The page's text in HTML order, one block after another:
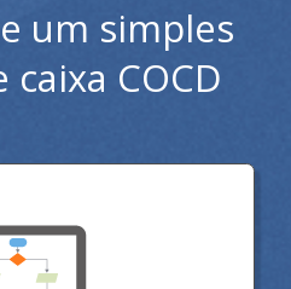
um simples
COCD